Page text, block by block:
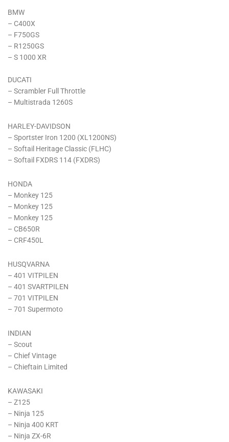
BMW
– C400X
– F750GS
– R1250GS
– S 1000 XR
DUCATI
– Scrambler Full Throttle
– Multistrada 1260S
HARLEY-DAVIDSON
– Sportster Iron 1200 (XL1200NS)
– Softail Heritage Classic (FLHC)
– Softail FXDRS 114 (FXDRS)
HONDA
– Monkey 125
– Monkey 125
– Monkey 125
– CB650R
– CRF450L
HUSQVARNA
– 401 VITPILEN
– 401 SVARTPILEN
– 701 VITPILEN
– 701 Supermoto
INDIAN
– Scout
– Chief Vintage
– Chieftain Limited
KAWASAKI
– Z125
– Ninja 125
– Ninja 400 KRT
– Ninja ZX-6R